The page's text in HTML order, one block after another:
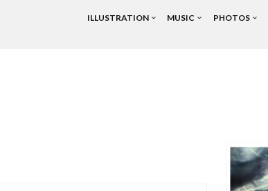
ILLUSTRATION MUSIC PHOTOS